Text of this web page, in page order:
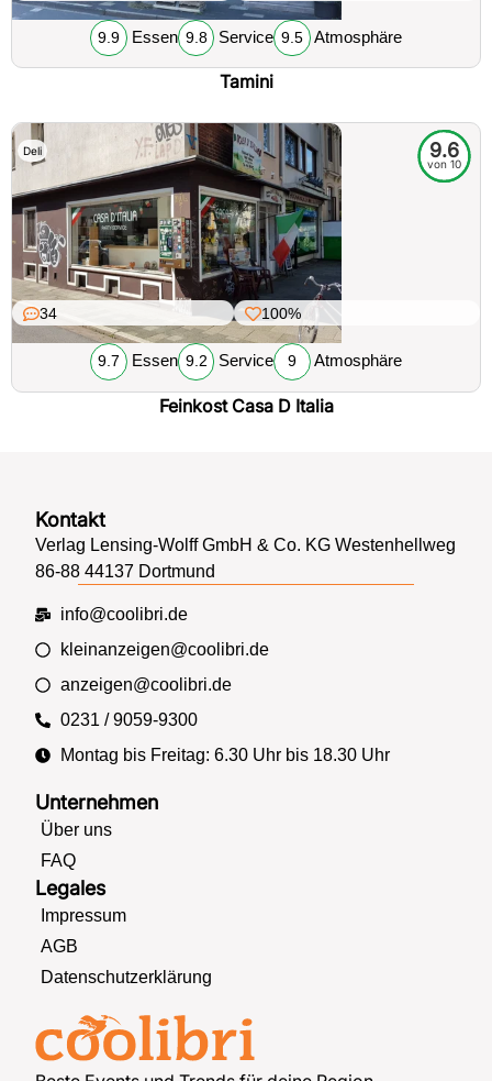
9.9 Essen 9.8 Service 9.5 Atmosphäre
Tamini
Deli 9.6
von 10
34 100%
9.7 Essen 9.2 Service 9 Atmosphäre
Feinkost Casa D Italia
Unternehmen
Über uns
FAQ
Legales
Impressum
AGB
Datenschutzerklärung
Kontakt
Verlag Lensing-Wolff GmbH & Co. KG Westenhellweg
86-88 44137 Dortmund
info@coolibri.de
kleinanzeigen@coolibri.de
anzeigen@coolibri.de
0231 / 9059-9300
Montag bis Freitag: 6.30 Uhr bis 18.30 Uhr